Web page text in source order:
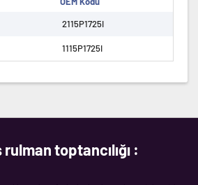
2115P1725I
1115P1725I
toptancılığı :